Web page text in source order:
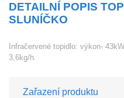
DETAILNÍ POPIS
SLUNÍČKO
Infračervené topidlo: výkon-
3,6kg/h.
Zařazení produktu